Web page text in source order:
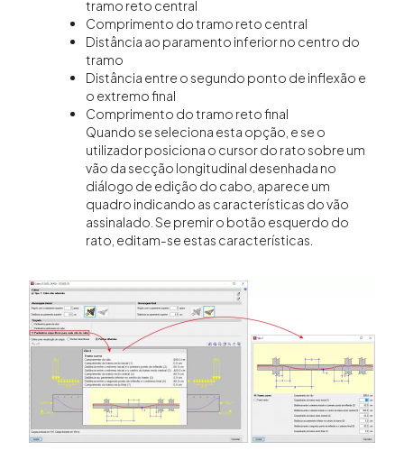
tramo reto central
Comprimento do tramo reto central
Distância ao paramento inferior no centro do
tramo
Distância entre o segundo ponto de inflexão e
o extremo final
Comprimento do tramo reto final
Quando se seleciona esta opção, e se o
utilizador posiciona o cursor do rato sobre um
vão da secção longitudinal desenhada no
diálogo de edição do cabo, aparece um
quadro indicando as características do vão
assinalado. Se premir o botão esquerdo do
rato, editam-se estas características.